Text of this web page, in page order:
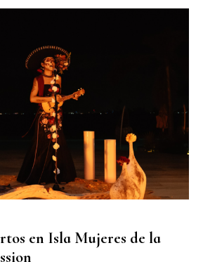
en Isla Mujeres de la